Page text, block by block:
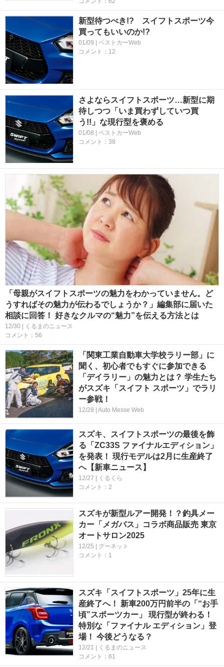
新型待つべき!? スイフトスポーツ今
買ってもいいのか!?
01/09 | ベストカーWeb
コメント：12
さよならスイフトスポーツ…新型に期
待しつつ「いま買わずしていつ買
う!!」な現行型を褒める
01/08 | ベストカーWeb
コメント：38
「母親がスイフトスポーツの魅力をわかっていません。ど
うすればその魅力が伝わるでしょうか？」編集部に届いた
相談に回答！ 好きなクルマの“魅力”を伝える方法とは
12/30 | くるまのニュース
コメント：56
「関東工業自動車大学校ラリー部」に
聞く、初心者でもすぐに参加できる
「デイラリー」の魅力とは？ 学生たち
がスズキ「スイフト スポーツ」でラリ
ー参戦！
12/28 | Auto Messe Web
スズキ、スイフトスポーツの最後を飾
る「ZC33S ファイナルエディション」
を発表！ 現行モデルは2月に生産終了
へ【新車ニュース】
12/27 | くるくら
コメント：2
スズキが新型ルアー開発！？釣具メー
カー「メガバス」コラボ商品販売 東京
オートサロン2025
12/25 | グーネット
コメント：1
スズキ「スイフトスポーツ」25年に生
産終了へ！ 新車200万円前半の「“お手
頃”スポーツカー」 現行型が終わる！
特別な「ファイナル エディション」登
場！ 今後どうなる？
12/21 | くるまのニュース
コメント：61